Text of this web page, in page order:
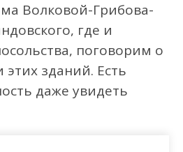
Волковой-Грибова-
где и
поговорим о
зданий. Есть
даже увидеть